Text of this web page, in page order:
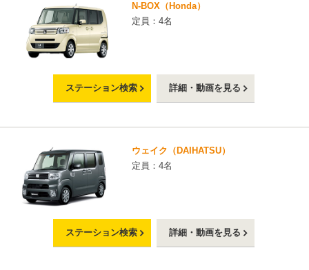
N-BOX（Honda）
定員：4名
ステーション検索 詳細・動画を見る
ウェイク（DAIHATSU）
定員：4名
ステーション検索 詳細・動画を見る